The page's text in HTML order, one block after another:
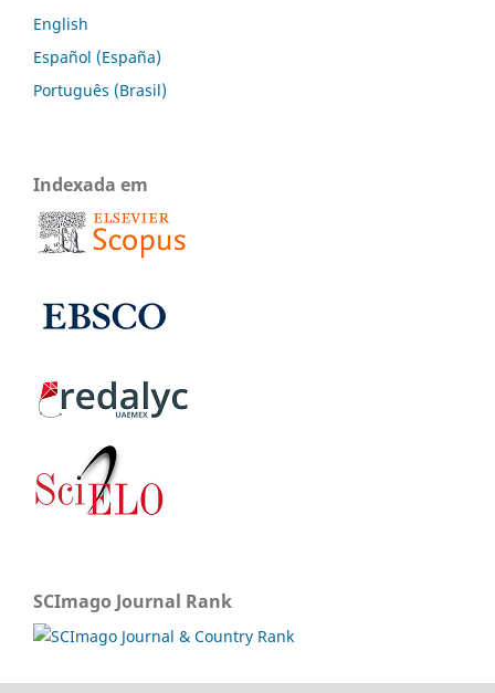
English
Español (España)
Português (Brasil)
Indexada em
SCImago Journal Rank